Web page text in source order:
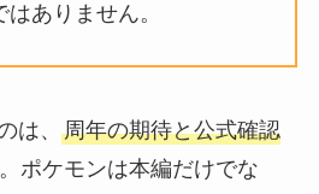
ありません。
は、 周年の期待と公式確認
ポケモンは本編だけでな